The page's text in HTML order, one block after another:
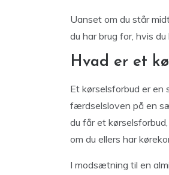
Uanset om du står
du har brug for, hvis
Hvad er et
Et kørselsforbud er
færdselsloven på en
du får et
om du ellers har
I modsætning til en